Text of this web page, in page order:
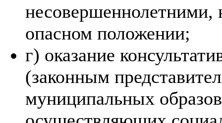
несовершеннолетними,
опасном положении;
г) оказание
(законным
муниципальных